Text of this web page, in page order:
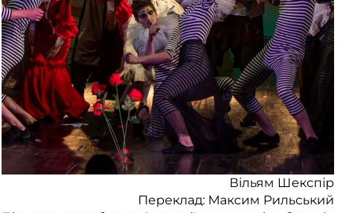
Вільям Шекспір
Переклад: Максим Рильський